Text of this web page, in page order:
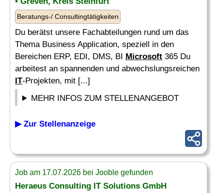
Beratungs-/ Consultingtätigkeiten
Du berätst unsere Fachabteilungen rund um das
Thema Business Application, speziell in den
Bereichen ERP, EDI, DMS, BI Microsoft 365 Du
arbeitest an spannenden und abwechslungsreichen
IT-Projekten, mit [...]
MEHR INFOS ZUM STELLENANGEBOT
▶ Zur Stellenanzeige
Job am 17.07.2026 bei Jooble gefunden
Heraeus Consulting ITSolutions GmbH